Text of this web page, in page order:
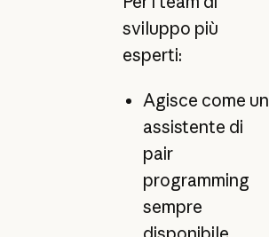
sviluppo più
esperti:
Agisce come un
assistente di
pair
programming
sempre